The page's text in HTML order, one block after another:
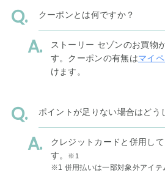
クーポンとは何ですか？
ストーリー セゾンのお買物
す。クーポンの有無はマイ
けます。
ポイントが足りない場合はどう
クレジットカードと併用し
す。
※1
※1 併用払いは一部対象外アイテ